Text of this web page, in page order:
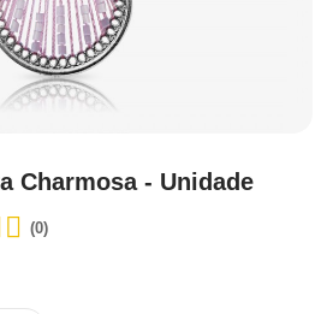
ampliar
Charmosa - Unidade
(0)